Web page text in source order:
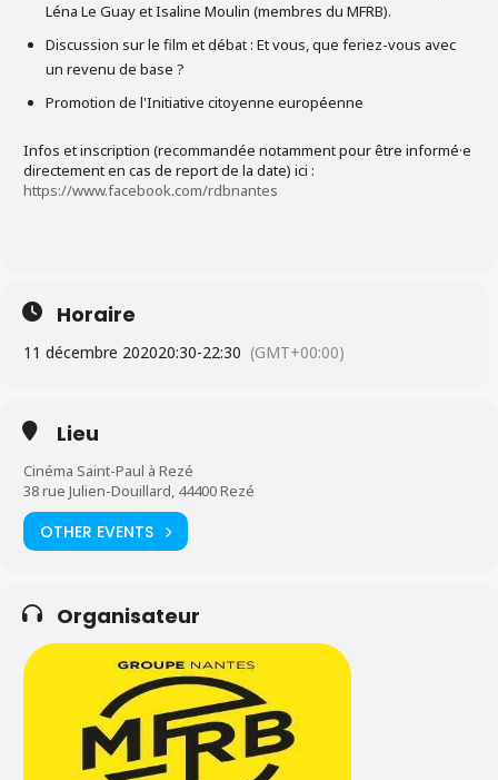
Léna Le Guay et Isaline Moulin (membres du MFRB).
Discussion sur le film et débat : Et vous, que feriez-vous avec
un revenu de base ?
Promotion de l'Initiative citoyenne européenne
Infos et inscription (recommandée notamment pour être informé·e
directement en cas de report de la date) ici :
https://www.facebook.com/rdbnantes
Horaire
11 décembre 202020:30-22:30 (GMT+00:00)
Lieu
Cinéma Saint-Paul à Rezé
38 rue Julien-Douillard, 44400 Rezé
OTHER EVENTS
Organisateur